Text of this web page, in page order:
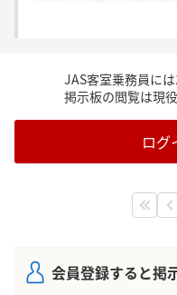
が高いのでこの後、
JAS客室乗務員には
掲示板の閲覧は現
ログ
会員登録すると掲